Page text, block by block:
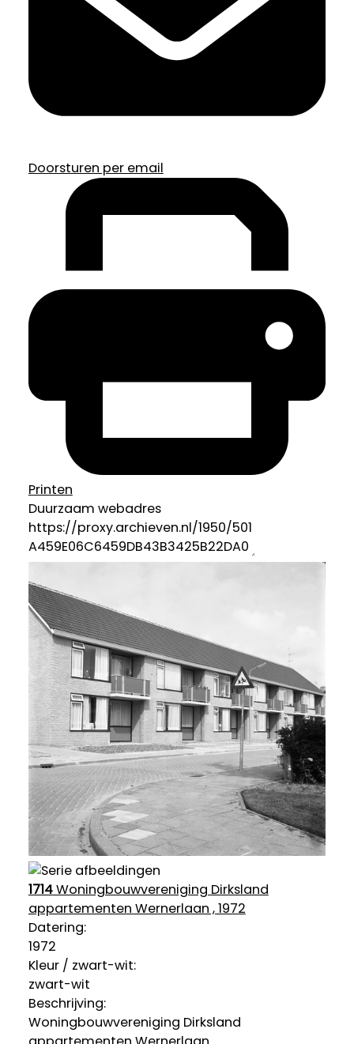
Doorsturen per email
Printen
Duurzaam webadres
1714Woningbouwvereniging Dirksland
appartementen Wernerlaan , 1972
Datering:
1972
Kleur / zwart-wit:
zwart-wit
Beschrijving:
Woningbouwvereniging Dirksland